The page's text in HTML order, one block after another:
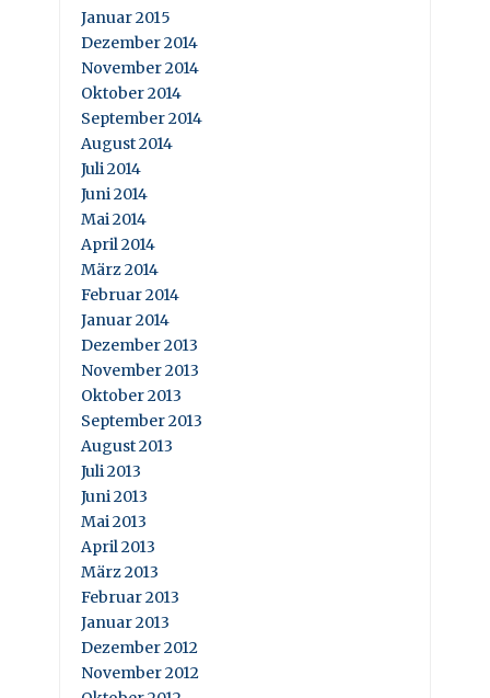
Januar 2015
Dezember 2014
November 2014
Oktober 2014
September 2014
August 2014
Juli 2014
Juni 2014
Mai 2014
April 2014
März 2014
Februar 2014
Januar 2014
Dezember 2013
November 2013
Oktober 2013
September 2013
August 2013
Juli 2013
Juni 2013
Mai 2013
April 2013
März 2013
Februar 2013
Januar 2013
Dezember 2012
November 2012